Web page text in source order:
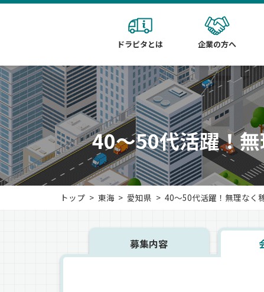
ドラピタとは 企業の方へ
40～50代活躍！
トップ 東海 愛知県 40～50代活躍！無理なく
募集内容